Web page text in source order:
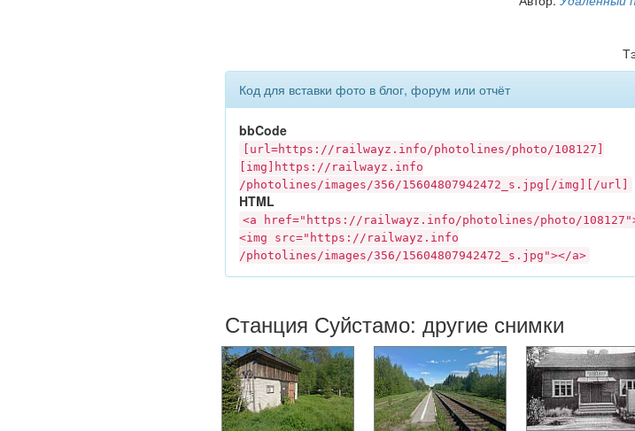
Код для вставки фото в блог, форум или отчёт
bbCode
[url=https:// railwayz.info /photolines/photo/108127]
[img]https:// railwayz.info
/photolines/images/356/15604807942472_s.jpg[/img][/url]
HTML
<a href="https:// railwayz.info /photolines/photo/
<img src="https:// railwayz.info
/photolines/images/356/15604807942472_s.jpg"></a>
Станция Суйстамо: другие снимки